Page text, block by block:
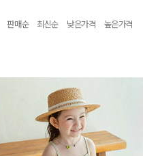
판매순 최신순 낮은가격 높은가격